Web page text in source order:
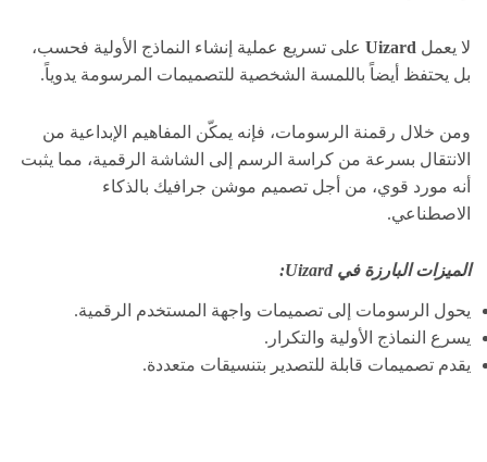
لا يعمل Uizard على تسريع عملية إنشاء النماذج الأولية فحسب،
بل يحتفظ أيضاً باللمسة الشخصية للتصميمات المرسومة يدوياً.
ومن خلال رقمنة الرسومات، فإنه يمكّن المفاهيم الإبداعية من
الانتقال بسرعة من كراسة الرسم إلى الشاشة الرقمية، مما يثبت
أنه مورد قوي، من أجل تصميم موشن جرافيك بالذكاء
الاصطناعي.
الميزات البارزة في Uizard:
يحول الرسومات إلى تصميمات واجهة المستخدم الرقمية.
يسرع النماذج الأولية والتكرار.
يقدم تصميمات قابلة للتصدير بتنسيقات متعددة.